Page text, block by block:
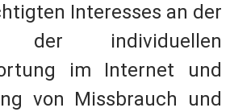
Interesses an der
der individuellen
im Internet und
von Missbrauch und